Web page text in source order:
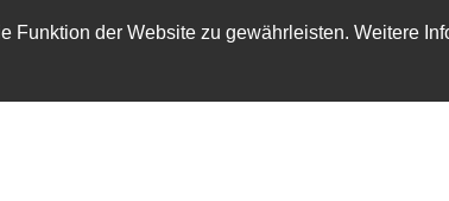
der Website zu gewährleisten. Weitere